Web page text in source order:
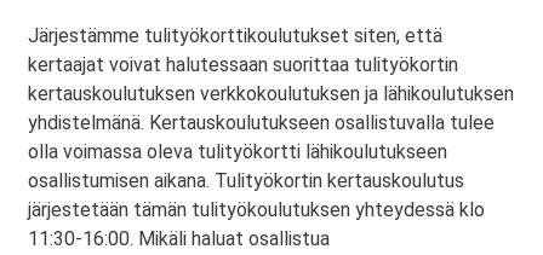
Järjestämme tulityökorttikoulutukset siten, että
kertaajat voivat halutessaan suorittaa tulityökortin
kertauskoulutuksen verkkokoulutuksen ja lähikoulutuksen
yhdistelmänä. Kertauskoulutukseen osallistuvalla tulee
olla voimassa oleva tulityökortti lähikoulutukseen
osallistumisen aikana. Tulityökortin kertauskoulutus
järjestetään tämän tulityökoulutuksen yhteydessä klo
11:30-16:00. Mikäli haluat osallistua